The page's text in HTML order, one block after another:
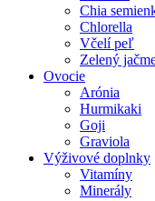
Chia
Chlorella
Včelí peľ
Zelený
Ovocie
Arónia
Hurmikaki
Goji
Graviola
Výživové doplnky
Vitamíny
Minerály